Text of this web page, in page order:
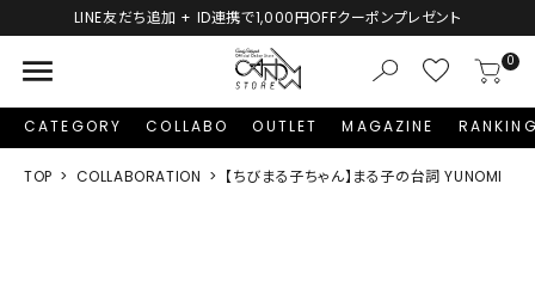
円OFFクーポンプレゼント 新規会員登録で1,000円
menu 0
CATEGORY COLLABO OUTLET MAGAZINE
TOP COLLABORATION 【ちびまる子ちゃん】まる子の台詞 YUNOMI